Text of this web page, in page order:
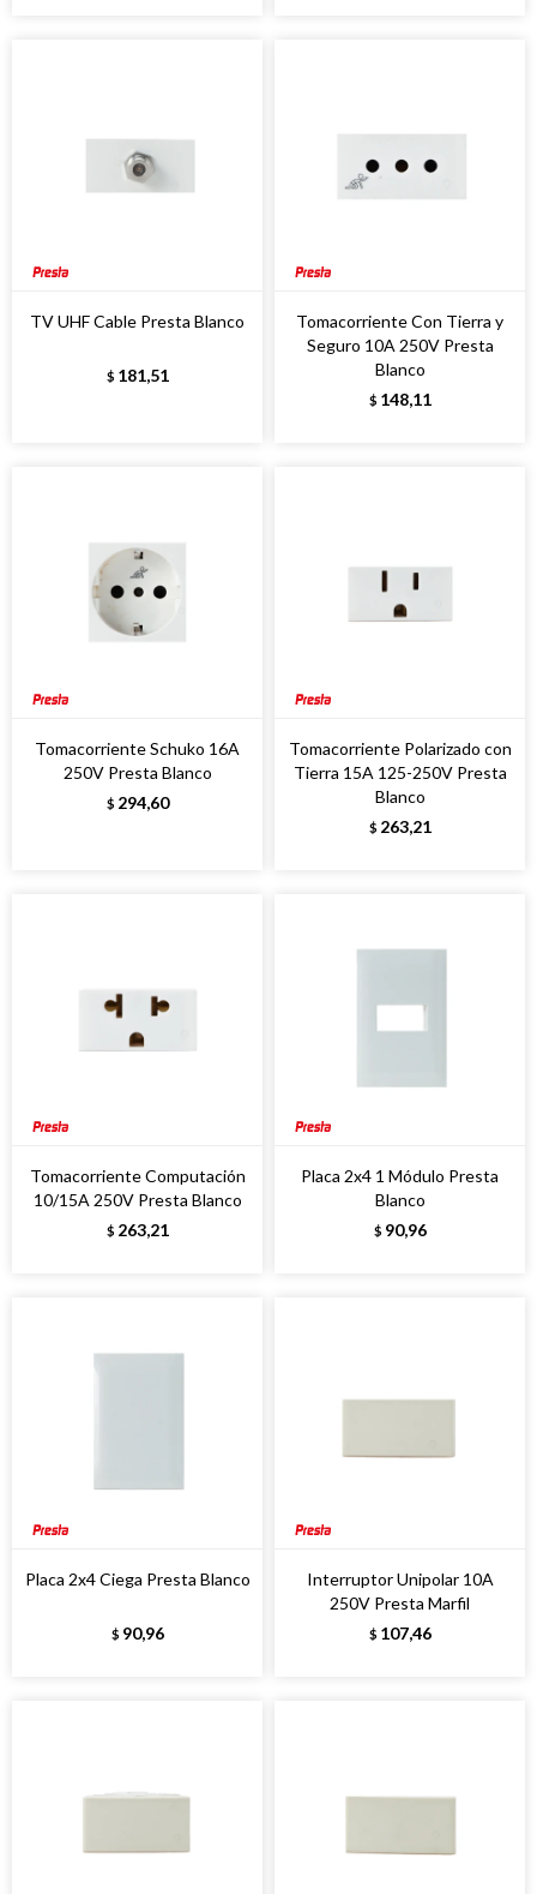
TV UHF Cable Presta Blanco
$ 181,51
Tomacorriente Con Tierra y
Seguro 10A 250V Presta
Blanco
$ 148,11
Tomacorriente Schuko 16A
250V Presta Blanco
$ 294,60
Tomacorriente Polarizado con
Tierra 15A 125-250V Presta
Blanco
$ 263,21
Tomacorriente Computación
10/15A 250V Presta Blanco
$ 263,21
Placa 2x4 1 Módulo Presta
Blanco
$ 90,96
Placa 2x4 Ciega Presta Blanco
$ 90,96
Interruptor Unipolar 10A
250V Presta Marfil
$ 107,46